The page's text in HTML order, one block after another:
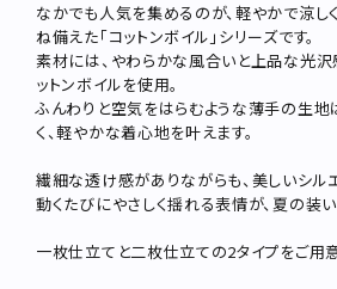
なかでも人気を集めるのが、軽やかで涼し
ね備えた「コットンボイル」シリーズです。
素材には、やわらかな風合いと上品な光
ットンボイルを使用。
ふんわりと空気をはらむような薄手の生地
く、軽やかな着心地を叶えます。
繊細な透け感がありながらも、美しいシルエ
動くたびにやさしく揺れる表情が、夏の装
一枚仕立てと二枚仕立ての2タイプをご用意